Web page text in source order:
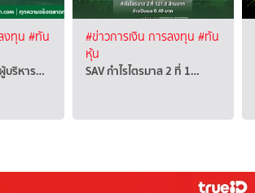
งทุน #ทัน
บริหาร…
#ข่าวการเงิน การลงทุน #ทัน
หุ้น
SAV กำไรไตรมาส 2 ที่ 1…